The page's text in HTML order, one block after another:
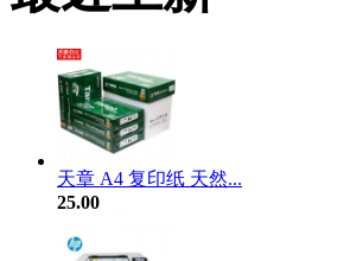
天章 A4 复印纸 天然...
25.00